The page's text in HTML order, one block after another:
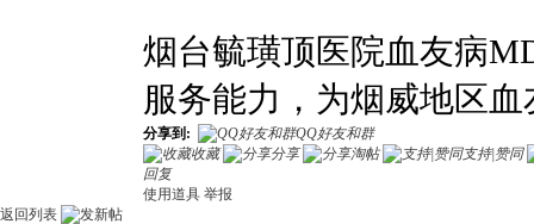
烟台毓璜顶医院血友病
服务能力，为烟威地区
分享到:
QQ好友和群
收藏
分享 淘帖
支持|赞同
回复
使用道具 举报
返回列表